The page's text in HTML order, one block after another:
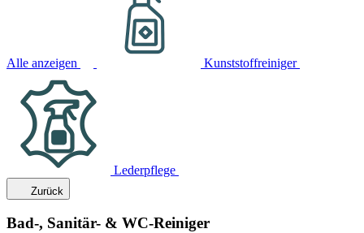
Alle anzeigen Kunststoffreiniger
Lederpflege
Zurück
Bad-, Sanitär- & WC-Reiniger